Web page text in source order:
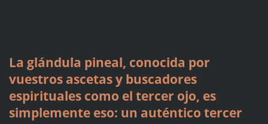
La glándula pineal, conocida por
vuestros ascetas y buscadores
espirituales como el tercer ojo, es
simplemente eso: un auténtico tercer